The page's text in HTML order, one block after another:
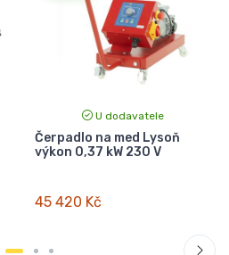
U dodavatele
Čerpadlo na med Lysoň
výkon 0,37 kW 230 V
45 420 Kč